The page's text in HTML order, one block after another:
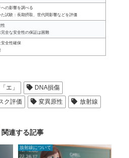
の影響を調べる
試験：長期摂取、世代間影響などを評価
性
全な安全性の保証は困難
安全性確保
「エ」
DNA損傷
ク評価 変異原性 放射線
関連する記事
放射線について